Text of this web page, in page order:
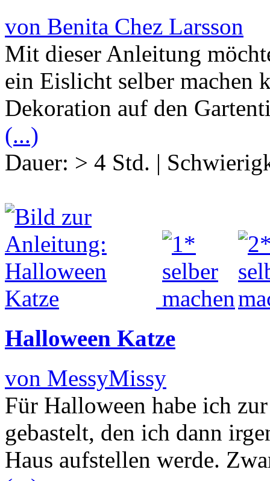
von Benita Chez Larsson
Mit dieser Anleitung
ein Eislicht selber machen
Dekoration auf den
(...)
Dauer: > 4 Std. |
Halloween Katze
von MessyMissy
Für Halloween habe ich
gebastelt, den ich dann
Haus aufstellen werde.